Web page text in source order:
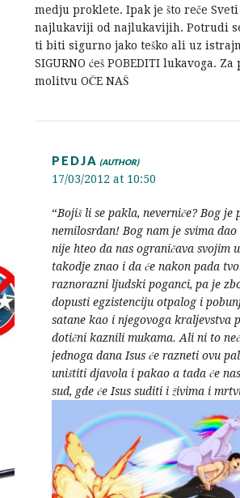
medju proklete. Ipak je što reče
najlukaviji od najlukavijih. Potrudi
ti biti sigurno jako teško ali uz
SIGURNO ćeš POBEDITI lukavoga.
molitvu OČE NAŠ
PEDJA
17/03/2012 at 10:50
“Bojiš li se pakla, neverniče? Bog je
nemilosrdan! Bog nam je svima
nije hteo da nas ograničava svojim
takodje znao i da će nakon pada
raznorazni ljudski poganci, pa je
dopusti egzistenciju otpalog i
satane kao i njegovoga kraljevstva
dotični kaznili mukama. Ali ni to
jednoga dana Isus će razneti ovu
uništiti djavola i pakao a tada će
sud, gde će Isus suditi i živima i